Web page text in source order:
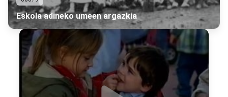
Eskola adineko umeen argazkia